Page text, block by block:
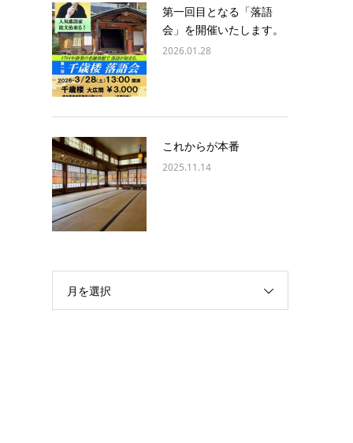
第一回目となる「落語
会」を開催いたします。
2026.01.28
これからが本番
2025.11.14
月を選択